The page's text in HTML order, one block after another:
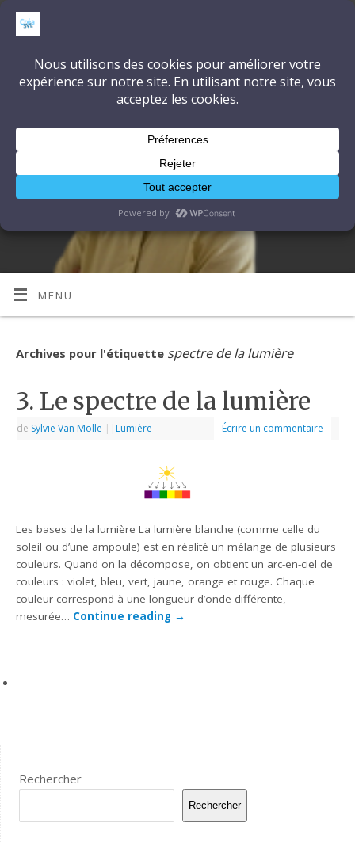
CréaSonVidéoLumière
DÉCOUVRONS ENSEMBLE L'ART ET LA TECHNIQUE
MENU
Archives pour l'étiquette spectre de la lumière
3. Le spectre de la lumière
de Sylvie Van Molle | | Lumière Écrire un commentaire
Les bases de la lumière La lumière blanche (comme celle du
soleil ou d’une ampoule) est en réalité un mélange de plusieurs
couleurs. Quand on la décompose, on obtient un arc-en-ciel de
couleurs : violet, bleu, vert, jaune, orange et rouge. Chaque
couleur correspond à une longueur d’onde différente,
mesurée… Continue reading →
Rechercher
Rechercher